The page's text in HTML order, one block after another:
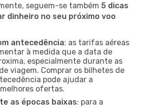
seguem-se também 5 dicas
dinheiro no seu próximo voo
antecedência: as tarifas aéreas
à medida que a data de
especialmente durante as
viagem. Comprar os bilhetes de
pode ajudar a
ofertas.
as épocas baixas: para a